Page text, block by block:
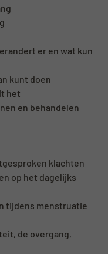
er en wat kun
kunt doen
het
en behandelen
klachten
op het dagelijks
tijdens menstruatie
de overgang,